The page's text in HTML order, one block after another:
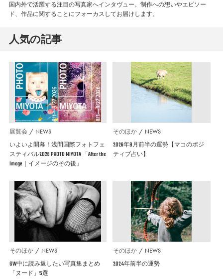
国内外で活躍する注目の写真家へインタヴュー。制作への想いやエピソー
ド、作品に関することにフォーカスしてお届けします。
人気の記事
展覧会 NEWS
いよいよ開幕！浅間国際フォトフェ
スティバル2026 PHOTO MIYOTA 「After the
Image｜イメージのその後」
そのほか NEWS
2026年8月前半の運勢【マコのポジ
ティブ占い】
そのほか NEWS
GW中に読み返したい写真集まとめ
「ヌード」5選
そのほか NEWS
2024年前半の運勢